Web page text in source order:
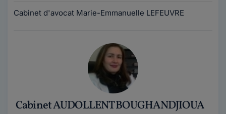
Cabinet d'avocat Marie-Emmanuelle LEFEUVRE
Cabinet AUDOLLENT BOUGHANDJIOUA